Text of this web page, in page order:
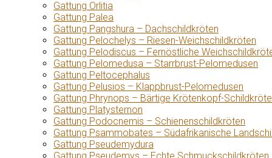
Gattung Orlitia
Gattung Palea
Gattung Pangshura – Dachschildkröten
Gattung Pelochelys – Riesen-Weichschildkröten
Gattung Pelodiscus – Fernöstliche
Gattung Pelomedusa – Starrbrust-Pelomedusen
Gattung Peltocephalus
Gattung Pelusios – Klappbrust-Pelomedusen
Gattung Phrynops – Bärtige Krötenkopf-
Gattung Platysternon
Gattung Podocnemis – Schienenschildkröten
Gattung Psammobates – Südafrikanische
Gattung Pseudemydura